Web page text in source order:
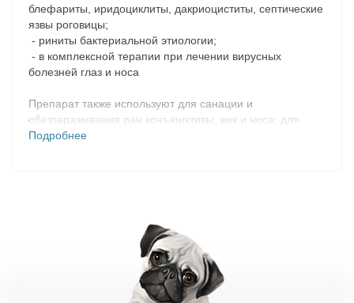
блефариты, иридоциклиты, дакриоциститы, септические
язвы роговицы;
- риниты бактериальной этиологии;
- в комплексной терапии при лечении вирусных
болезней глаз и носа
Препарат также используют для санации и
обеззараживания ран конъюнктивы, век и носа; для
профилактики и лечения бактериальных инфекций глаз,
Подробнее